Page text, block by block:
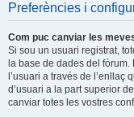
Preferències i
Com puc canviar les
Si sou un usuari registrat,
la base de dades del
l’usuari a través de
d’usuari a la part superior
canviar totes les vostres